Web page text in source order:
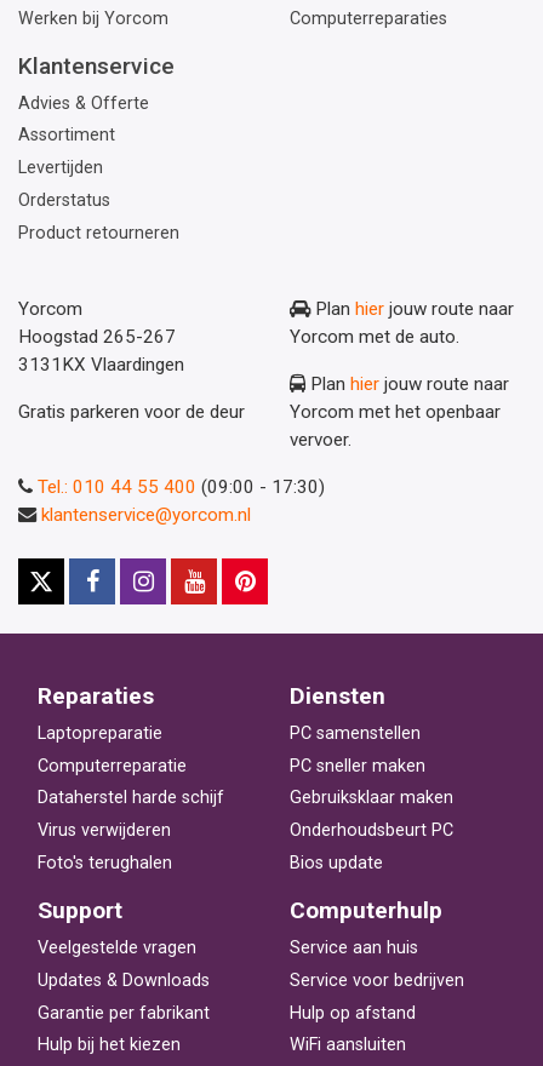
Werken bij Yorcom
Computerreparaties
Klantenservice
Advies & Offerte
Assortiment
Levertijden
Orderstatus
Product retourneren
Yorcom
Hoogstad 265-267
3131KX Vlaardingen
Gratis parkeren voor de deur
Plan hier jouw route naar
Yorcom met de auto.
Plan hier jouw route naar
Yorcom met het openbaar
vervoer.
Tel.: 010 44 55 400 (09:00 - 17:30)
klantenservice@yorcom.nl
Reparaties
Laptopreparatie
Computerreparatie
Dataherstel harde schijf
Virus verwijderen
Foto's terughalen
Diensten
PC samenstellen
PC sneller maken
Gebruiksklaar maken
Onderhoudsbeurt PC
Bios update
Support
Veelgestelde vragen
Updates & Downloads
Garantie per fabrikant
Hulp bij het kiezen
Computerhulp
Service aan huis
Service voor bedrijven
Hulp op afstand
WiFi aansluiten